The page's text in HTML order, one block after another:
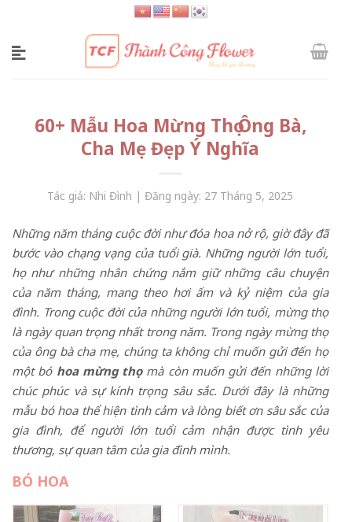
content
60+ Mẫu Hoa Mừng Thọ Ông Bà,
Cha Mẹ Đẹp Ý Nghĩa
Tác giả: Nhi Đình | Đăng ngày: 27 Tháng 5, 2025
Những năm tháng cuộc đời như đóa hoa nở rộ, giờ đây đã
bước vào chạng vạng của tuổi già. Những người lớn tuổi,
họ như những nhân chứng nắm giữ những câu chuyện
của năm tháng, mang theo hơi ấm và kỷ niệm của gia
đình. Trong cuộc đời của những người lớn tuổi, mừng thọ
là ngày quan trọng nhất trong năm. Trong ngày mừng thọ
của ông bà cha mẹ, chúng ta không chỉ muốn gửi đến họ
một bó hoa mừng thọmà còn muốn gửi đến những lời
chúc phúc và sự kính trọng sâu sắc. Dưới đây là những
mẫu bó hoa thể hiện tình cảm và lòng biết ơn sâu sắc của
gia đình, để người lớn tuổi cảm nhận được tình yêu
thương, sự quan tâm của gia đình mình.
BÓ HOA